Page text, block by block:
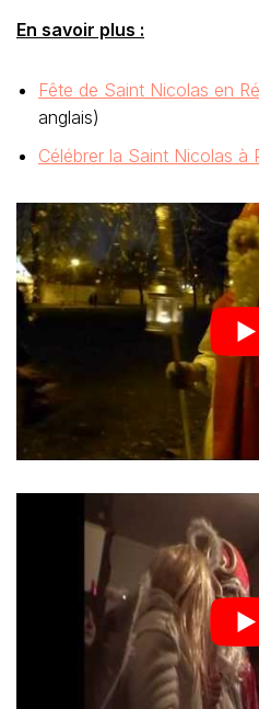
En savoir plus :
Fête de Saint Nicolas en
anglais)
Célébrer la Saint Nicolas à